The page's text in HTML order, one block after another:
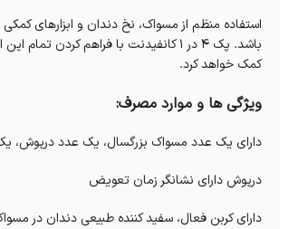
استفاده منظم از مسواک، نخ دندان و ابزارهای
باشد. پک 4 در 1 کانفیدنت با فراهم
کمک خواهد کرد.
ویژگی ها و موارد مصرف:
دارای یک عدد مسواک بزرگسال، یک عدد درپوش، یک عدد نخ دندان،
درپوش دارای نشانگر زمان تعویض
دارای کربن فعال، سفید کننده طبیعی دندان در